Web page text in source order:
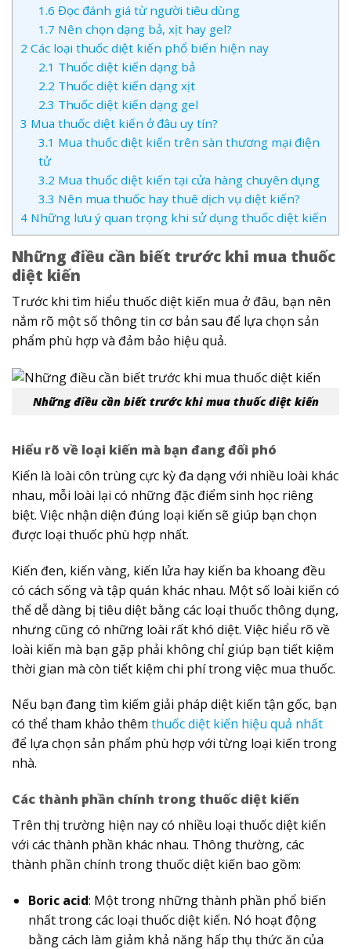
1.6 Đọc đánh giá từ người tiêu dùng
1.7 Nên chọn dạng bả, xịt hay gel?
2 Các loại thuốc diệt kiến phổ biến hiện nay
2.1 Thuốc diệt kiến dạng bả
2.2 Thuốc diệt kiến dạng xịt
2.3 Thuốc diệt kiến dạng gel
3 Mua thuốc diệt kiến ở đâu uy tín?
3.1 Mua thuốc diệt kiến trên sàn thương mại điện
tử
3.2 Mua thuốc diệt kiến tại cửa hàng chuyên dụng
3.3 Nên mua thuốc hay thuê dịch vụ diệt kiến?
4 Những lưu ý quan trọng khi sử dụng thuốc diệt kiến
Những điều cần biết trước khi mua thuốc
diệt kiến
Trước khi tìm hiểu thuốc diệt kiến mua ở đâu, bạn nên
nắm rõ một số thông tin cơ bản sau để lựa chọn sản
phẩm phù hợp và đảm bảo hiệu quả.
Những điều cần biết trước khi mua thuốc diệt kiến
Hiểu rõ về loại kiến mà bạn đang đối phó
Kiến là loài côn trùng cực kỳ đa dạng với nhiều loài khác
nhau, mỗi loài lại có những đặc điểm sinh học riêng
biệt. Việc nhận diện đúng loại kiến sẽ giúp bạn chọn
được loại thuốc phù hợp nhất.
Kiến đen, kiến vàng, kiến lửa hay kiến ba khoang đều
có cách sống và tập quán khác nhau. Một số loài kiến có
thể dễ dàng bị tiêu diệt bằng các loại thuốc thông dụng,
nhưng cũng có những loài rất khó diệt. Việc hiểu rõ về
loài kiến mà bạn gặp phải không chỉ giúp bạn tiết kiệm
thời gian mà còn tiết kiệm chi phí trong việc mua thuốc.
Nếu bạn đang tìm kiếm giải pháp diệt kiến tận gốc, bạn
có thể tham khảo thêm thuốc diệt kiến hiệu quả nhất
để lựa chọn sản phẩm phù hợp với từng loại kiến trong
nhà.
Các thành phần chính trong thuốc diệt kiến
Trên thị trường hiện nay có nhiều loại thuốc diệt kiến
với các thành phần khác nhau. Thông thường, các
thành phần chính trong thuốc diệt kiến bao gồm:
Boric acid: Một trong những thành phần phổ biến
nhất trong các loại thuốc diệt kiến. Nó hoạt động
bằng cách làm giảm khả năng hấp thụ thức ăn của